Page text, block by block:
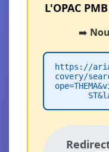
L'OPAC
➡️
https://
covery/